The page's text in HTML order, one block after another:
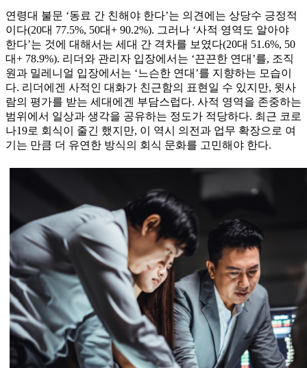
연령대 불문 ‘동료 간 친해야 한다’는 의견에는 상당수 긍정적
이다(20대 77.5%, 50대+ 90.2%). 그러나 ‘사적 영역도 알아야
한다’는 것에 대해서는 세대 간 격차를 보였다(20대 51.6%, 50
대+ 78.9%). 리더와 관리자 입장에서는 ‘끈끈한 연대’를, 조직
원과 밀레니얼 입장에서는 ‘느슨한 연대’를 지향하는 모습이
다. 리더에겐 사적인 대화가 친근함의 표현일 수 있지만, 윗사
람의 평가를 받는 세대에겐 부담스럽다. 사적 영역을 존중하는
범위에서 일상과 생각을 공유하는 정도가 적당하다. 최근 코로
나19로 회식이 줄긴 했지만, 이 역시 의전과 업무 확장으로 여
기는 만큼 더 유연한 방식의 회식 문화를 고민해야 한다.